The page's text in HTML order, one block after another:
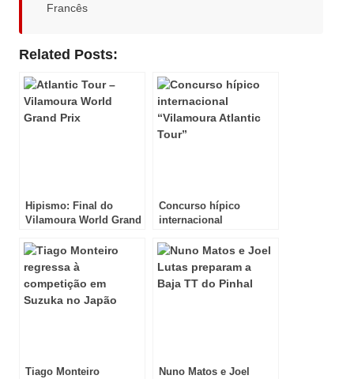
Francês
Related Posts:
Hipismo: Final do
Vilamoura World Grand
Concurso hípico
internacional
Tour”
Tiago Monteiro
Nuno Matos e Joel